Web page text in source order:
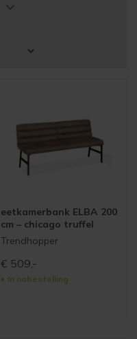
eetkamerbank ELBA 200
cm – chicago truffel
Trendhopper
€ 509,-
In nabestelling